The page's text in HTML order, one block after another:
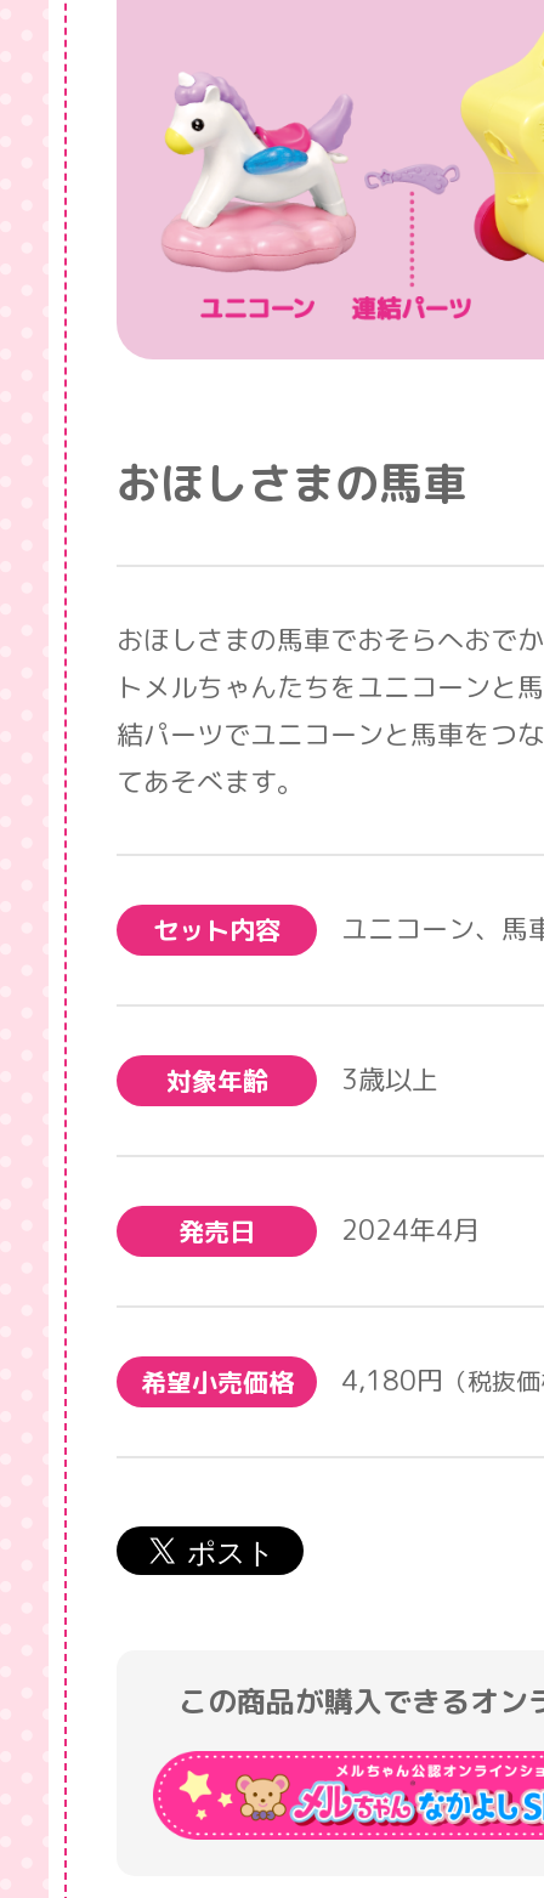
おほしさまの馬車
おほしさまの馬車でおそらへおで
トメルちゃんたちをユニコーンと
結パーツでユニコーンと馬車をつ
てあそべます。
セット内容 ユニコーン、馬
対象年齢 3歳以上
発売日 2024年4月
希望小売価格 4,180円 （税抜
この商品が購入できるオン